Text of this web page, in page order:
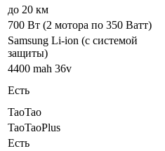
до 20 км
700 Вт (2 мотора по 350 Ватт)
Samsung Li-ion (с системой
защиты)
4400 mah 36v
Есть
TaoTao
TaoTaoPlus
Есть